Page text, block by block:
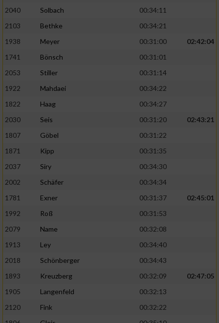
2040
Solbach
00:34:11
2103
Bethke
00:34:21
1938
Meyer 00:31:00
02:42:04
1741
Bönsch
00:31:01
2053
Stiller
00:31:14
1922
Mahdaei
00:34:22
1822
Haag
00:34:27
2030
Seis 00:31:20
02:43:21
1807
Göbel
00:31:22
1871
Kipp
00:31:35
2037
Siry
00:34:30
2002
Schäfer
00:34:34
1781
Exner 00:31:37
02:45:01
1992
Roß
00:31:53
2079
Name
00:32:08
1913
Ley
00:34:40
2018
Schönberger
00:34:43
1893
Kreuzberg 00:32:09
02:47:05
1905
Langenfeld
00:32:13
2120
Fink
00:32:22